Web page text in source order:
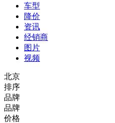
车型
降价
资讯
经销商
图片
视频
北京
排序
品牌
品牌
价格